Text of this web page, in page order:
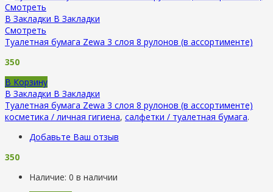
Смотреть
В Закладки В Закладки
Смотреть
Туалетная бумага Zewa 3 слоя 8 рулонов (в ассортименте)
350
В Корзину
В Закладки В Закладки
Туалетная бумага Zewa 3 слоя 8 рулонов (в ассортименте)
косметика / личная гигиена, салфетки / туалетная бумага.
Добавьте Ваш отзыв
350
Наличие: 0 в наличии